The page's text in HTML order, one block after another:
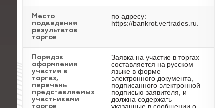
Место
подведения
результатов
торгов
по адресу:
https://bankrot.vertrades.ru.
Порядок
оформления
участия в
торгах,
перечень
представляемых
участниками
торгов
Заявка на участие в торгах
составляется на русском
языке в форме
электронного документа,
подписанного электронной
подписью заявителя, и
должна содержать
указанные в сообщении о